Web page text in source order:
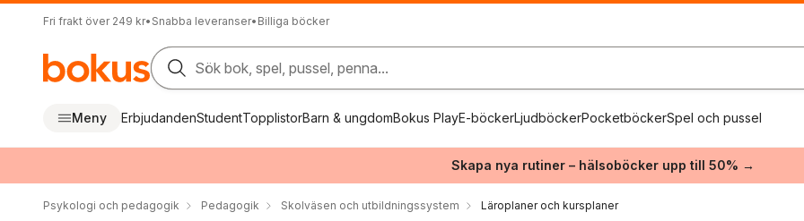
Fri frakt över 249 kr• Snabba leveranser• Billiga böcker
Sök bok, spel, pussel, penna...
Meny ErbjudandenStudentTopplistorBarn & ungdomBokus PlayE-böckerLjudböckerPocketböckerSpel och pussel
Skapa nya rutiner – hälsoböcker upp till 50% →
Psykologi och pedagogik Pedagogik Skolväsen och utbildningssystem Läroplaner och kursplaner